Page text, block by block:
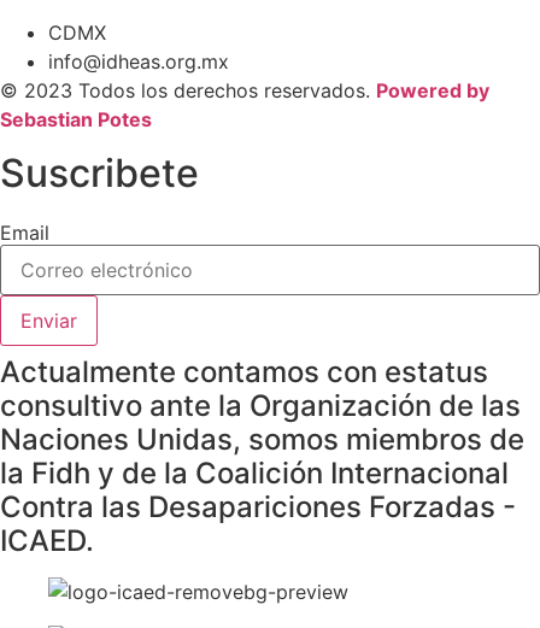
CDMX
info@idheas.org.mx
© 2023 Todos los derechos reservados. Powered by
Sebastian Potes
Suscribete
Email
Enviar
Actualmente contamos con estatus
consultivo ante la Organización de las
Naciones Unidas, somos miembros de
la Fidh y de la Coalición Internacional
Contra las Desapariciones Forzadas -
ICAED.